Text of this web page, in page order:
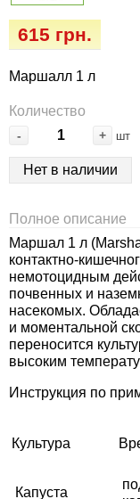
615 грн.
Маршалл 1 л
Количество
- + шт
Нет в наличии
Полное описание
Маршал 1 л
контактно-
немотоцидным
почвенных и
насекомых.
и моментальной
переносится
высоким
Инструкция по
Культура
Капуста
Семена перца
Семена пряных
Семена редиса
Семена редьки
Семена салата
Семена свеклы
Семена
Семена табака
Удобрения
100 г
Удобрения
Удобрения
Опрыскиватели
Перчатки
Тенты
Средства защиты
Средства защиты
клопов, блох,
Средства защиты
клещей, ос,
Средства защиты